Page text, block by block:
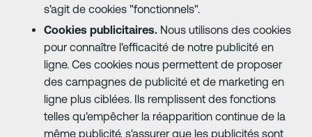
s'agit de cookies "fonctionnels".
Cookies publicitaires.Nous utilisons des cookies
pour connaître l'efficacité de notre publicité en
ligne. Ces cookies nous permettent de proposer
des campagnes de publicité et de marketing en
ligne plus ciblées. Ils remplissent des fonctions
telles qu'empêcher la réapparition continue de la
même publicité, s'assurer que les publicités sont